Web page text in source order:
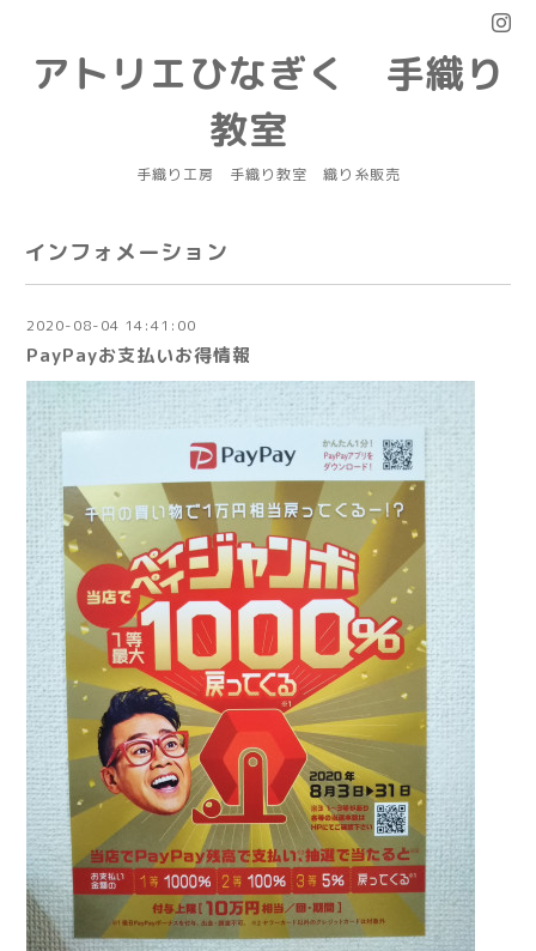
アトリエひなぎく 手織り
教室
手織り工房 手織り教室 織り糸販売
インフォメーション
2020-08-04 14:41:00
PayPayお支払いお得情報